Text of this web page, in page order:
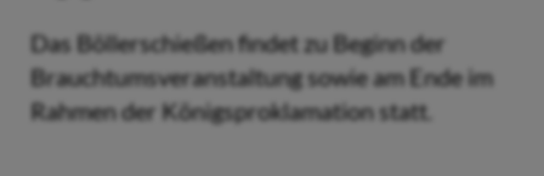
Das Böllerschießen findet zu Beginn der
Brauchtumsveranstaltung sowie am Ende im
Rahmen der Königsproklamation statt.